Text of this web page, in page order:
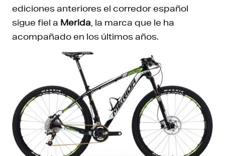
ediciones anteriores el corredor español
sigue fiel a Merida , la marca que le ha
acompañado en los últimos años.